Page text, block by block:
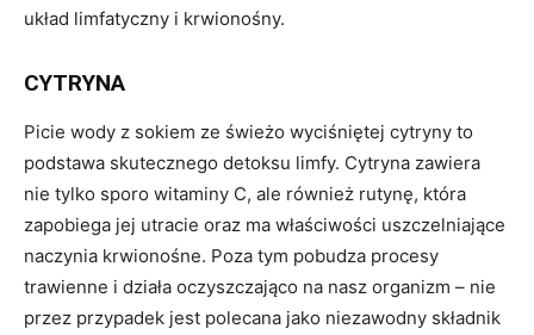
układ limfatyczny i krwionośny.
CYTRYNA
Picie wody z sokiem ze świeżo wyciśniętej cytryny to
podstawa skutecznego detoksu limfy. Cytryna zawiera
nie tylko sporo witaminy C, ale również rutynę, która
zapobiega jej utracie oraz ma właściwości uszczelniające
naczynia krwionośne. Poza tym pobudza procesy
trawienne i działa oczyszczająco na nasz organizm – nie
przez przypadek jest polecana jako niezawodny składnik